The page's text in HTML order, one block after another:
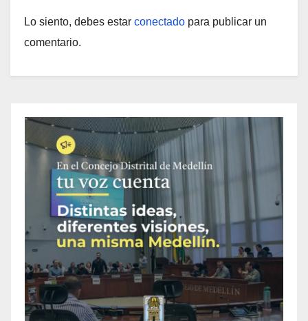
Lo siento, debes estar conectado para publicar un
comentario.